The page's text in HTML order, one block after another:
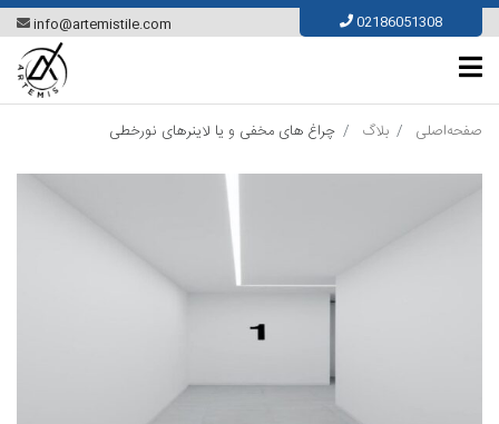
Skip
to
content
info@artemistile.com 02186051308
صفحه‌اصلی بلاگ چراغ های مخفی و یا لاینرهای نورخطی